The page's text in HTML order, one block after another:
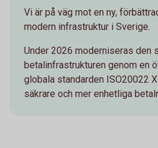
Vi är på väg mot en ny,
modern infrastruktur i Sverige.
Under 2026 moderniseras den
betalinfrastrukturen genom en
globala standarden ISO20022
säkrare och mer enhetliga